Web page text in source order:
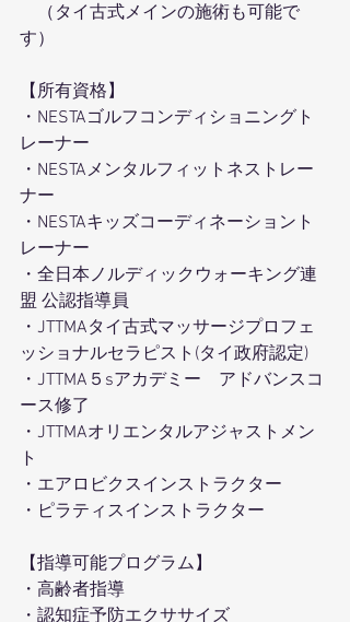
（タイ古式メインの施術も可能で
す）
【所有資格】
・NESTAゴルフコンディショニングト
レーナー
・NESTAメンタルフィットネストレー
ナー
・NESTAキッズコーディネーショント
レーナー
・全日本ノルディックウォーキング連
盟 公認指導員
・JTTMAタイ古式マッサージプロフェ
ッショナルセラピスト(タイ政府認定)
・JTTMA５sアカデミー　アドバンスコ
ース修了
・JTTMAオリエンタルアジャストメン
ト
・エアロビクスインストラクター
・ピラティスインストラクター
【指導可能プログラム】
・高齢者指導
・認知症予防エクササイズ